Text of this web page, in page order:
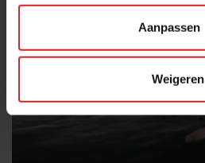
Aanpassen
Weigeren